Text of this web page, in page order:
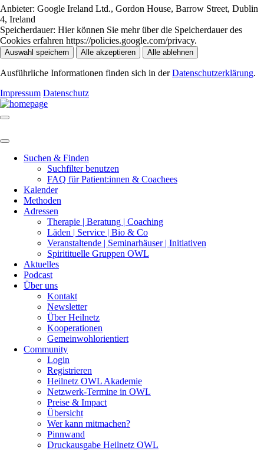
Anbieter: Google Ireland Ltd., Gordon House, Barrow Street, Dublin
4, Ireland
Speicherdauer: Hier können Sie mehr über die Speicherdauer des
Cookies erfahren https://policies.google.com/privacy.
Auswahl speichern Alle akzeptieren Alle ablehnen
Ausführliche Informationen finden sich in derDatenschutzerklärung.
Impressum Datenschutz
Suchen & Finden
Suchfilter benutzen
FAQ für Patient:innen & Coachees
Kalender
Methoden
Adressen
Therapie | Beratung | Coaching
Läden | Service | Bio & Co
Veranstaltende | Seminarhäuser | Initiativen
Spiritituelle Gruppen OWL
Aktuelles
Podcast
Über uns
Kontakt
Newsletter
Über Heilnetz
Kooperationen
Gemeinwohlorientiert
Community
Login
Registrieren
Heilnetz OWL Akademie
Netzwerk-Termine in OWL
Preise & Impact
Übersicht
Wer kann mitmachen?
Pinnwand
Druckausgabe Heilnetz OWL